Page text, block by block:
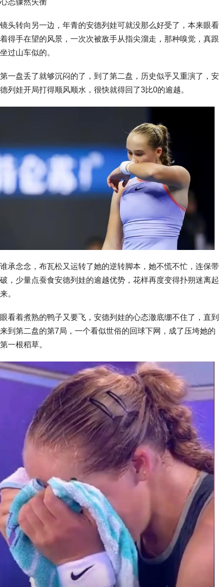
心态骤然失衡
镜头转向另一边，年青的安德列娃可就没那么好受了，本来眼看
着得手在望的风景，一次次被敌手从指尖溜走，那种嗅觉，真跟
坐过山车似的。
第一盘丢了就够沉闷的了，到了第二盘，历史似乎又重演了，安
德列娃开局打得顺风顺水，很快就得回了3比0的逾越。
谁承念念，布瓦松又运转了她的逆转脚本，她不慌不忙，连保带
破，少量点蚕食安德列娃的逾越优势，花样再度变得扑朔迷离起
来。
眼看着煮熟的鸭子又要飞，安德列娃的心态澈底绷不住了，直到
来到第二盘的第7局，一个看似世俗的回球下网，成了压垮她的
第一根稻草。